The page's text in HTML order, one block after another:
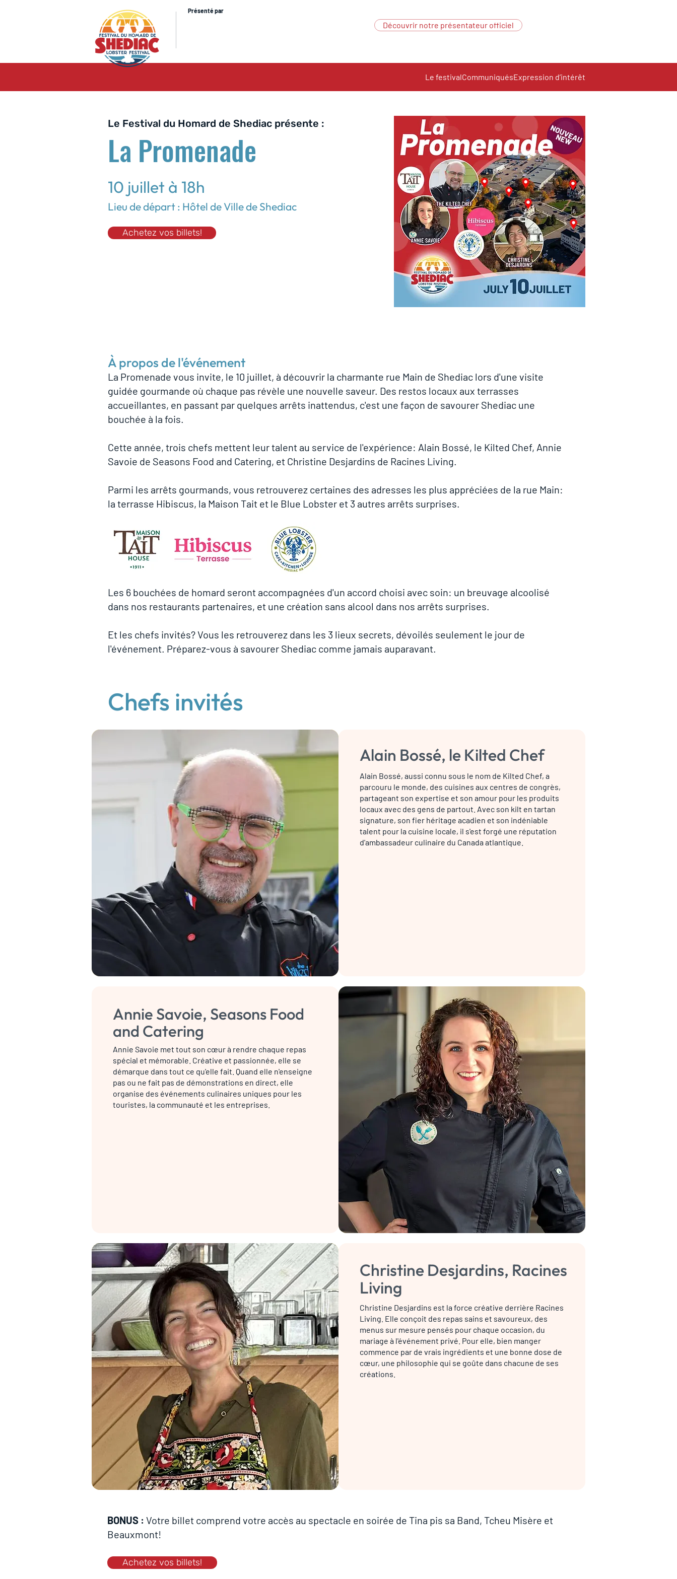
Présenté par
Découvrir notre présentateur officiel
Le festivalCommuniquésExpression d’intérêt
Le Festival du Homard de Shediac présente :
La Promenade
10 juillet à 18h
Lieu de départ : Hôtel de Ville de Shediac
Achetez vos billets!
À propos de l'événement
La Promenade vous invite, le 10 juillet, à découvrir la charmante rue Main de Shediac lors d'une visite
guidée gourmande où chaque pas révèle une nouvelle saveur. Des restos locaux aux terrasses
accueillantes, en passant par quelques arrêts inattendus, c'est une façon de savourer Shediac une
bouchée à la fois.
Cette année, trois chefs mettent leur talent au service de l'expérience: Alain Bossé, le Kilted Chef, Annie
Savoie de Seasons Food and Catering, et Christine Desjardins de Racines Living.
Parmi les arrêts gourmands, vous retrouverez certaines des adresses les plus appréciées de la rue Main:
la terrasse Hibiscus, la Maison Tait et le Blue Lobster et 3 autres arrêts surprises.​
Les 6 bouchées de homard seront accompagnées d'un accord choisi avec soin: un breuvage alcoolisé
dans nos restaurants partenaires, et une création sans alcool dans nos arrêts surprises.
Et les chefs invités? Vous les retrouverez dans les 3 lieux secrets, dévoilés seulement le jour de
l'événement. Préparez-vous à savourer Shediac comme jamais auparavant.
Chefs invités
Alain Bossé, le Kilted Chef
Alain Bossé, aussi connu sous le nom de Kilted Chef, a
parcouru le monde, des cuisines aux centres de congrès,
partageant son expertise et son amour pour les produits
locaux avec des gens de partout. Avec son kilt en tartan
signature, son fier héritage acadien et son indéniable
talent pour la cuisine locale, il s'est forgé une réputation
d'ambassadeur culinaire du Canada atlantique.
Annie Savoie, Seasons Food
and Catering
Annie Savoie met tout son cœur à rendre chaque repas
spécial et mémorable. Créative et passionnée, elle se
démarque dans tout ce qu'elle fait. Quand elle n'enseigne
pas ou ne fait pas de démonstrations en direct, elle
organise des événements culinaires uniques pour les
touristes, la communauté et les entreprises.
Christine Desjardins, Racines
Living
Christine Desjardins est la force créative derrière Racines
Living. Elle conçoit des repas sains et savoureux, des
menus sur mesure pensés pour chaque occasion, du
mariage à l'événement privé. Pour elle, bien manger
commence par de vrais ingrédients et une bonne dose de
cœur, une philosophie qui se goûte dans chacune de ses
créations.
BONUS : Votre billet comprend votre accès au spectacle en soirée de Tina pis sa Band, Tcheu Misère et
Beauxmont!
Achetez vos billets!